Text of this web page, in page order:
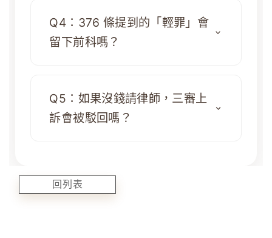
Q4：376 條提到的「輕罪」會
留下前科嗎？
Q5：如果沒錢請律師，三審上
訴會被駁回嗎？
回列表